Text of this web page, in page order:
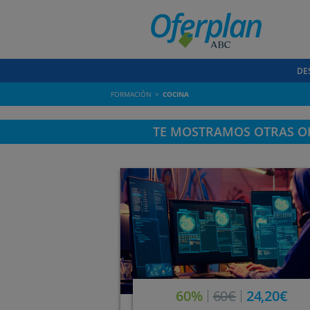
FORMACIÓN COCINA
TE MOSTRAMOS OTRAS
60% 60€ 24,20€